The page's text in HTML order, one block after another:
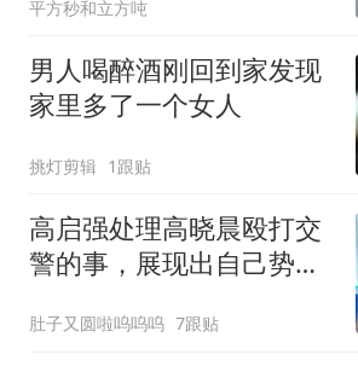
平方秒和立方吨
男人喝醉酒刚回到家发现
家里多了一个女人
挑灯剪辑 1跟贴
高启强处理高晓晨殴打交
警的事，展现出自己势力
肚子又圆啦呜呜呜 7跟贴